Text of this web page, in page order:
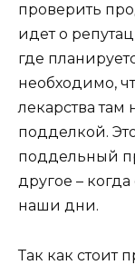
проверить
идет о
где
необходимо,
лекарства там
подделкой.
поддельный
другое –
наши дни.
Так как стоит